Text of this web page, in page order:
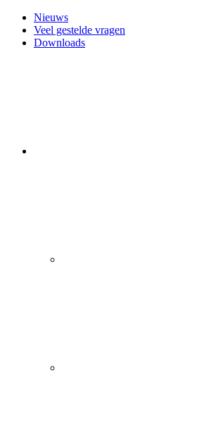
Nieuws
Veel gestelde vragen
Downloads